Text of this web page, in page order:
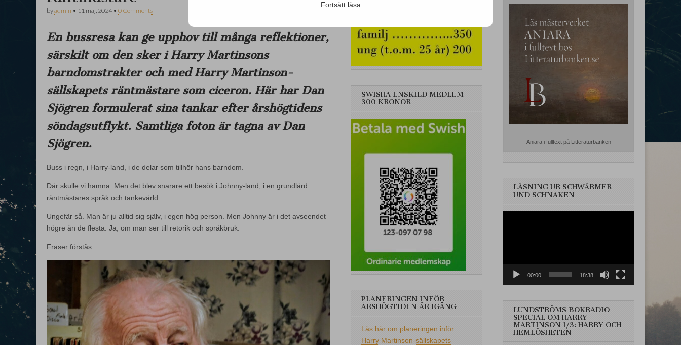
byadmin • 11 maj, 2024• 0 Comments
En bussresa kan ge upphov till många reflektioner,
särskilt om den sker i Harry Martinsons
barndomstrakter och med Harry Martinson-
sällskapets räntmästare som ciceron. Här har Dan
Sjögren formulerat sina tankar efter årshögtidens
söndagsutflykt. Samtliga foton är tagna av Dan
Sjögren.
Buss i regn, i Harry-land, i de delar som tillhör hans barndom.
Där skulle vi hamna. Men det blev snarare ett besök i Johnny-land, i en grundlärd
räntmästares språk och tankevärld.
Ungefär så. Man är ju alltid sig själv, i egen hög person. Men Johnny är i det avseendet
högre än de flesta. Ja, om man ser till retorik och språkbruk.
Fraser förstås.
SWISHA ENSKILD MEDLEM
300 KRONOR
PLANERINGEN INFÖR
ÅRSHÖGTIDEN ÄR IGÅNG
Läs här om planeringen inför
Harry Martinson-sällskapets
Aniara i fulltext på Litteraturbanken
LÄSNING UR SCHWÄRMER
UND SCHNAKEN
00:00 18:38
LUNDSTRÖMS BOKRADIO
SPECIAL OM HARRY
MARTINSON 1/3: HARRY OCH
HEMLÖSHETEN
Fortsätt läsa